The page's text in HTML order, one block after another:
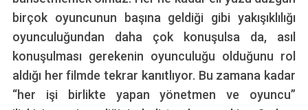
birçok oyuncunun başına geldiği gibi yakışıklılığı
oyunculuğundan daha çok konuşulsa da, asıl
konuşulması gerekenin oyunculuğu olduğunu rol
aldığı her filmde tekrar kanıtlıyor. Bu zamana kadar
“her işi birlikte yapan yönetmen ve oyuncu”